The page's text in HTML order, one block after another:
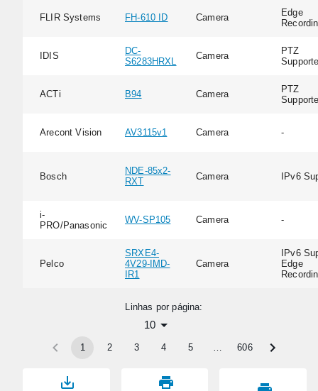
FLIR Systems FH-610 ID Camera
Edge
IDIS
DC-
S6283HRXL
Camera
PTZ
ACTi B94 Camera
PTZ
Arecont Vision AV3115v1 Camera -
Bosch
NDE-85x2-
RXT
Camera IPv6
i-
PRO/Panasonic
WV-SP105 Camera -
Pelco
SRXE4-
4V29-IMD-
IR1
Camera
IPv6
Edge
Linhas por página:
10
1 2 3 4 5 … 606